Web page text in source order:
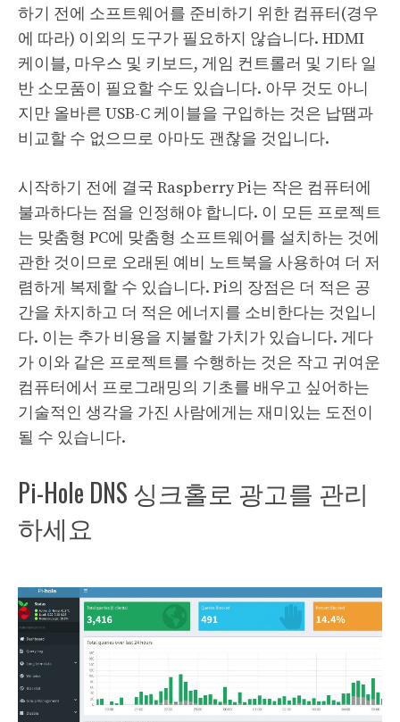
하기 전에 소프트웨어를 준비하기 위한 컴퓨터(경우
에 따라) 이외의 도구가 필요하지 않습니다. HDMI
케이블, 마우스 및 키보드, 게임 컨트롤러 및 기타 일
반 소모품이 필요할 수도 있습니다. 아무 것도 아니
지만 올바른 USB-C 케이블을 구입하는 것은 납땜과
비교할 수 없으므로 아마도 괜찮을 것입니다.
시작하기 전에 결국 Raspberry Pi는 작은 컴퓨터에
불과하다는 점을 인정해야 합니다. 이 모든 프로젝트
는 맞춤형 PC에 맞춤형 소프트웨어를 설치하는 것에
관한 것이므로 오래된 예비 노트북을 사용하여 더 저
렴하게 복제할 수 있습니다. Pi의 장점은 더 적은 공
간을 차지하고 더 적은 에너지를 소비한다는 것입니
다. 이는 추가 비용을 지불할 가치가 있습니다. 게다
가 이와 같은 프로젝트를 수행하는 것은 작고 귀여운
컴퓨터에서 프로그래밍의 기초를 배우고 싶어하는
기술적인 생각을 가진 사람에게는 재미있는 도전이
될 수 있습니다.
Pi-Hole DNS 싱크홀로 광고를 관리
하세요